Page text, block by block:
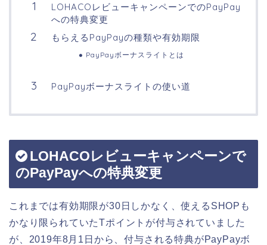
LOHACOレビューキャンペーンでのPayPay
への特典変更
もらえるPayPayの種類や有効期限
PayPayボーナスライトとは
PayPayボーナスライトの使い道
LOHACOレビューキャンペーンで
のPayPayへの特典変更
これまでは有効期限が30日しかなく、使えるSHOPも
かなり限られていたTポイントが付与されていました
が、2019年8月1日から、付与される特典がPayPayボ